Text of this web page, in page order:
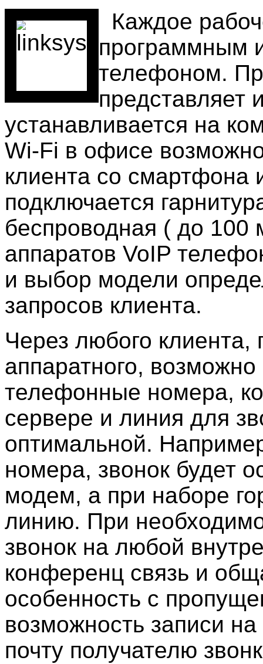
Каждое
программным
телефоном.
представляет
устанавливается на
Wi-Fi в офисе
клиента со смартфона
подключается
беспроводная ( до 100
аппаратов VoIP
и выбор модели
запросов клиента.
Через любого клиента,
аппаратного,
телефонные номера,
сервере и линия для
оптимальной.
номера, звонок будет
модем, а при наборе
линию. При
звонок на любой
конференц связь и
особенность с
возможность записи
почту получателю